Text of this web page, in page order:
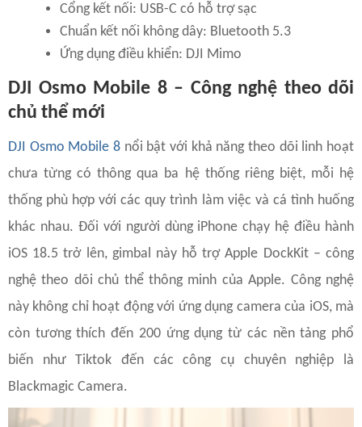
Cổng kết nối: USB-C có hỗ trợ sạc
Chuẩn kết nối không dây: Bluetooth 5.3
Ứng dụng điều khiển: DJI Mimo
DJI Osmo Mobile 8 – Công nghệ theo dõi
chủ thể mới
DJI Osmo Mobile 8 nổi bật với khả năng theo dõi linh hoạt
chưa từng có thông qua ba hệ thống riêng biệt, mỗi hệ
thống phù hợp với các quy trình làm việc và cá tình huống
khác nhau. Đối với người dùng iPhone chạy hệ điều hành
iOS 18.5 trở lên, gimbal này hỗ trợ Apple DockKit – công
nghệ theo dõi chủ thể thông minh của Apple. Công nghệ
này không chỉ hoạt động với ứng dụng camera của iOS, mà
còn tương thích đến 200 ứng dụng từ các nền tảng phổ
biến như Tiktok đến các công cụ chuyên nghiệp là
Blackmagic Camera.